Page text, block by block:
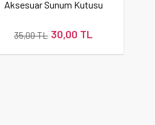
Aksesuar Sunum Kutusu
30,00 TL
35,00 TL